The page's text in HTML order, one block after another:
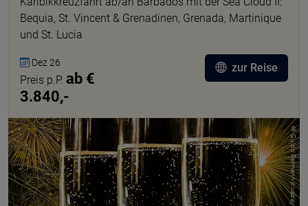
Bequia, St. Vincent & Grenadinen, Grenada, Martinique
und St. Lucia
Dez 26
Preis p.P. ab €
3.840,-
zur Reise
© Guido Reimann pixabay